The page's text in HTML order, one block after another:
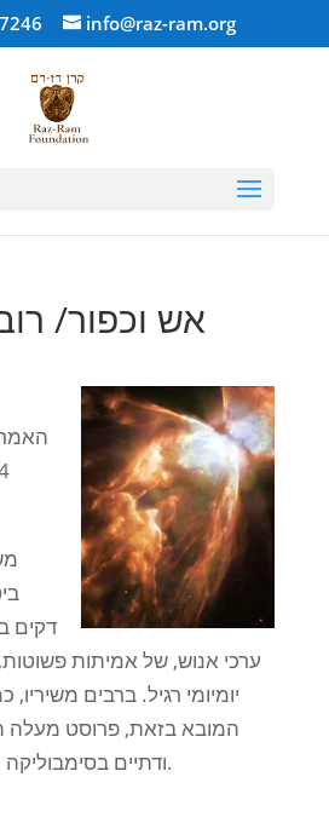
info@raz-ram.org
אש וכפור/
דקים
ערכי אנוש, של אמיתות
יומיומי רגיל. ברבים משיריו,
המובא בזאת, פרוסט מעלה
ודתיים בסימבוליקה השירית הייחודית לו.